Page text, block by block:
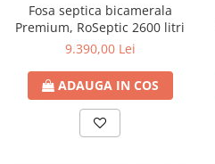
Fosa septica bicamerala
Premium, RoSeptic 2600 litri
9.390,00 Lei
ADAUGA IN COS